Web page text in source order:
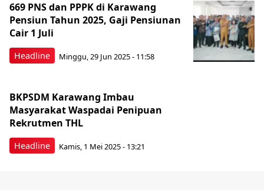
Headline
669 PNS dan PPPK di Karawang
Pensiun Tahun 2025, Gaji Pensiunan
Cair 1 Juli
Minggu, 29 Jun 2025 - 11:58
Headline
BKPSDM Karawang Imbau
Masyarakat Waspadai Penipuan
Rekrutmen THL
Kamis, 1 Mei 2025 - 13:21